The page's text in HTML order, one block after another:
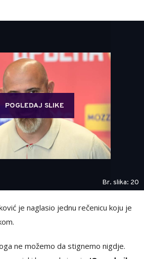
POGLEDAJ SLIKE
Br. slika: 20
je naglasio jednu rečenicu koju je
ne možemo da stignemo nigdje.